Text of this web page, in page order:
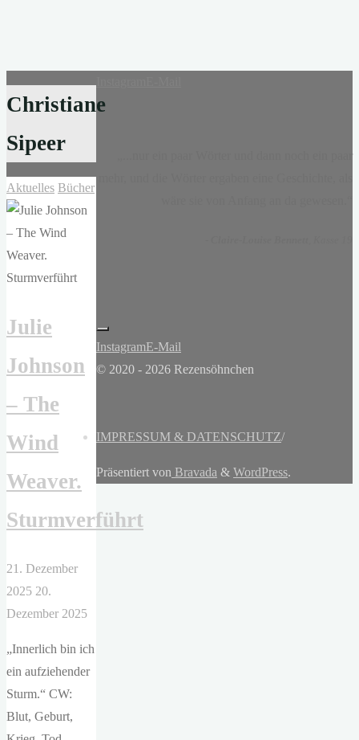
Christiane
Sipeer
Aktuelles Bücher
Julie
Johnson
– The
Wind
Weaver.
Sturmverführt
21. Dezember
2025 20.
Dezember 2025
„Innerlich bin ich
ein aufziehender
Sturm.“ CW:
Blut, Geburt,
InstagramE-Mail
© 2020 - 2026 Rezensöhnchen
IMPRESSUM & DATENSCHUTZ/
Präsentiert von Bravada & WordPress.